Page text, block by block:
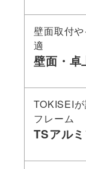
壁面取付
適
壁面・卓
TOKISEI
フレーム
TSアル